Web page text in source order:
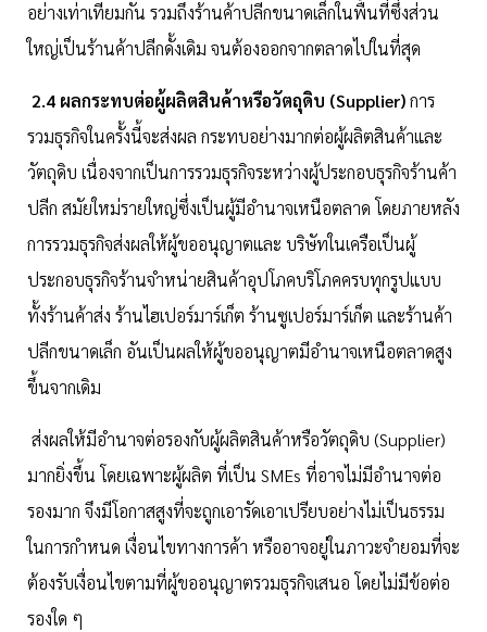
อย่างเท่าเทียมกัน รวมถึงร้านค้าปลีกขนาดเล็กในพื้นที่ซึ่งส่วน
ใหญ่เป็นร้านค้าปลีกดั้งเดิม จนต้องออกจากตลาดไปในที่สุด
2.4 ผลกระทบต่อผู้ผลิตสินค้าหรือวัตถุดิบ (Supplier)การ
รวมธุรกิจในครั้งนี้จะส่งผล กระทบอย่างมากต่อผู้ผลิตสินค้าและ
วัตถุดิบ เนื่องจากเป็นการรวมธุรกิจระหว่างผู้ประกอบธุรกิจร้านค้า
ปลีก สมัยใหม่รายใหญ่ซึ่งเป็นผู้มีอำนาจเหนือตลาด โดยภายหลัง
การรวมธุรกิจส่งผลให้ผู้ขออนุญาตและ บริษัทในเครือเป็นผู้
ประกอบธุรกิจร้านจำหน่ายสินค้าอุปโภคบริโภคครบทุกรูปแบบ
ทั้งร้านค้าส่ง ร้านไฮเปอร์มาร์เก็ต ร้านซูเปอร์มาร์เก็ต และร้านค้า
ปลีกขนาดเล็ก อันเป็นผลให้ผู้ขออนุญาตมีอำนาจเหนือตลาดสูง
ขึ้นจากเดิม
ส่งผลให้มีอำนาจต่อรองกับผู้ผลิตสินค้าหรือวัตถุดิบ (Supplier)
มากยิ่งขึ้น โดยเฉพาะผู้ผลิต ที่เป็น SMEs ที่อาจไม่มีอำนาจต่อ
รองมาก จึงมีโอกาสสูงที่จะถูกเอารัดเอาเปรียบอย่างไม่เป็นธรรม
ในการกำหนด เงื่อนไขทางการค้า หรืออาจอยู่ในภาวะจำยอมที่จะ
ต้องรับเงื่อนไขตามที่ผู้ขออนุญาตรวมธุรกิจเสนอ โดยไม่มีข้อต่อ
รองใด ๆ